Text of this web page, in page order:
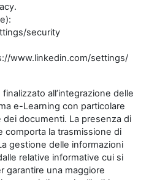
security
www.linkedin.com/settings/
all’integrazione delle
e-Learning con particolare
documenti. La presenza di
comporta la trasmissione di
gestione delle informazioni
relative informative cui si
garantire una maggiore